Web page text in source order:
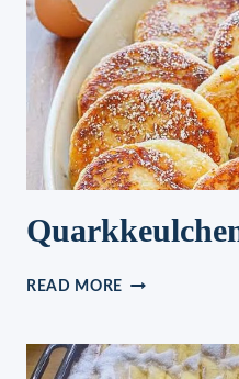
READ MORE